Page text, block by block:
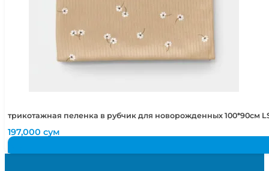
трикотажная пеленка в рубчик для новорожденных 100*90см
197,000сум